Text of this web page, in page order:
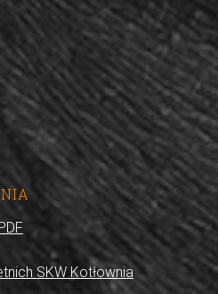
SKW Kotłownia